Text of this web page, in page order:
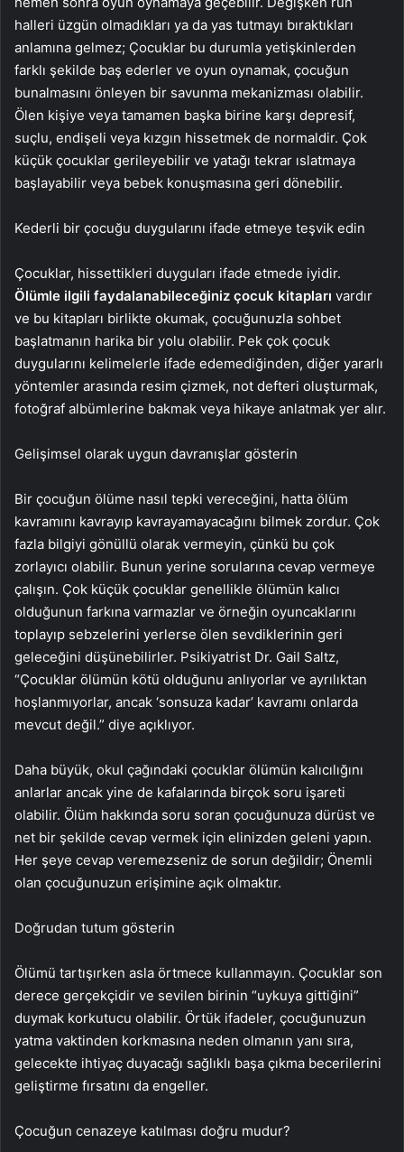
halleri üzgün olmadıkları ya da yas tutmayı bıraktıkları
anlamına gelmez; Çocuklar bu durumla yetişkinlerden
farklı şekilde baş ederler ve oyun oynamak, çocuğun
bunalmasını önleyen bir savunma mekanizması olabilir.
Ölen kişiye veya tamamen başka birine karşı depresif,
suçlu, endişeli veya kızgın hissetmek de normaldir. Çok
küçük çocuklar gerileyebilir ve yatağı tekrar ıslatmaya
başlayabilir veya bebek konuşmasına geri dönebilir.
Kederli bir çocuğu duygularını ifade etmeye teşvik edin
Çocuklar, hissettikleri duyguları ifade etmede iyidir.
Ölümle ilgili faydalanabileceğiniz çocuk kitapları vardır
ve bu kitapları birlikte okumak, çocuğunuzla sohbet
başlatmanın harika bir yolu olabilir. Pek çok çocuk
duygularını kelimelerle ifade edemediğinden, diğer yararlı
yöntemler arasında resim çizmek, not defteri oluşturmak,
fotoğraf albümlerine bakmak veya hikaye anlatmak yer alır.
Gelişimsel olarak uygun davranışlar gösterin
Bir çocuğun ölüme nasıl tepki vereceğini, hatta ölüm
kavramını kavrayıp kavrayamayacağını bilmek zordur. Çok
fazla bilgiyi gönüllü olarak vermeyin, çünkü bu çok
zorlayıcı olabilir. Bunun yerine sorularına cevap vermeye
çalışın. Çok küçük çocuklar genellikle ölümün kalıcı
olduğunun farkına varmazlar ve örneğin oyuncaklarını
toplayıp sebzelerini yerlerse ölen sevdiklerinin geri
geleceğini düşünebilirler. Psikiyatrist Dr. Gail Saltz,
“Çocuklar ölümün kötü olduğunu anlıyorlar ve ayrılıktan
hoşlanmıyorlar, ancak ‘sonsuza kadar’ kavramı onlarda
mevcut değil.” diye açıklıyor.
Daha büyük, okul çağındaki çocuklar ölümün kalıcılığını
anlarlar ancak yine de kafalarında birçok soru işareti
olabilir. Ölüm hakkında soru soran çocuğunuza dürüst ve
net bir şekilde cevap vermek için elinizden geleni yapın.
Her şeye cevap veremezseniz de sorun değildir; Önemli
olan çocuğunuzun erişimine açık olmaktır.
Doğrudan tutum gösterin
Ölümü tartışırken asla örtmece kullanmayın. Çocuklar son
derece gerçekçidir ve sevilen birinin “uykuya gittiğini”
duymak korkutucu olabilir. Örtük ifadeler, çocuğunuzun
yatma vaktinden korkmasına neden olmanın yanı sıra,
gelecekte ihtiyaç duyacağı sağlıklı başa çıkma becerilerini
geliştirme fırsatını da engeller.
Çocuğun cenazeye katılması doğru mudur?